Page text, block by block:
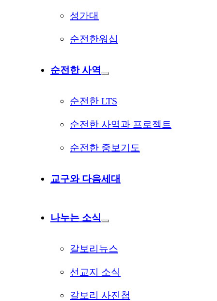
성가대
순전한워십
순전한 사역
순전한 LTS
순전한 사역과 프로젝트
순전한 중보기도
교구와 다음세대
나누는 소식
갈보리뉴스
선교지 소식
갈보리 사진첩